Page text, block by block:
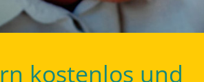
kostenlos und